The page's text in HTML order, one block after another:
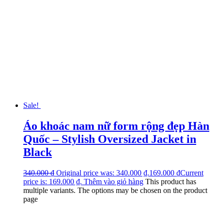
Sale!
Áo khoác nam nữ form rộng đẹp Hàn
Quốc – Stylish Oversized Jacket in
Black
340.000₫ Original price was: 340.000 ₫.169.000 ₫Current
price is: 169.000 ₫. Thêm vào giỏ hàng This product has
multiple variants. The options may be chosen on the product
page